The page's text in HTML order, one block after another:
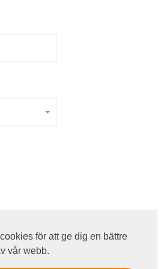
för att ge dig en bättre
vår webb.